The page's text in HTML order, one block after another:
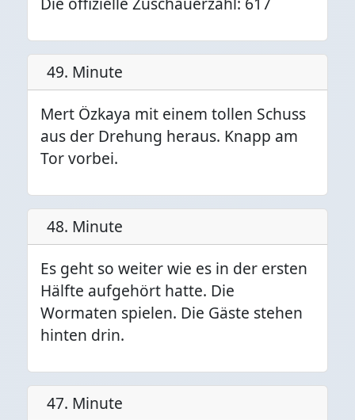
49. Minute
Mert Özkaya mit einem tollen Schuss
aus der Drehung heraus. Knapp am
Tor vorbei.
48. Minute
Es geht so weiter wie es in der ersten
Hälfte aufgehört hatte. Die
Wormaten spielen. Die Gäste stehen
hinten drin.
47. Minute